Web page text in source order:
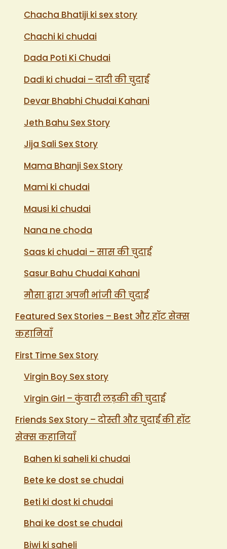
Chacha Bhatiji ki sex story
Chachi ki chudai
Dada Poti Ki Chudai
Dadi ki chudai – दादी की चुदाई
Devar Bhabhi Chudai Kahani
Jeth Bahu Sex Story
Jija Sali Sex Story
Mama Bhanji Sex Story
Mami ki chudai
Mausi ki chudai
Nana ne choda
Saas ki chudai – सास की चुदाई
Sasur Bahu Chudai Kahani
मौसा द्वारा अपनी भांजी की चुदाई
Featured Sex Stories – Best और हॉट सेक्स
कहानियाँ
First Time Sex Story
Virgin Boy Sex story
Virgin Girl – कुंवारी लड़की की चुदाई
Friends Sex Story – दोस्ती और चुदाई की हॉट
सेक्स कहानियाँ
Bahen ki saheli ki chudai
Bete ke dost se chudai
Beti ki dost ki chudai
Bhai ke dost se chudai
Biwi ki saheli